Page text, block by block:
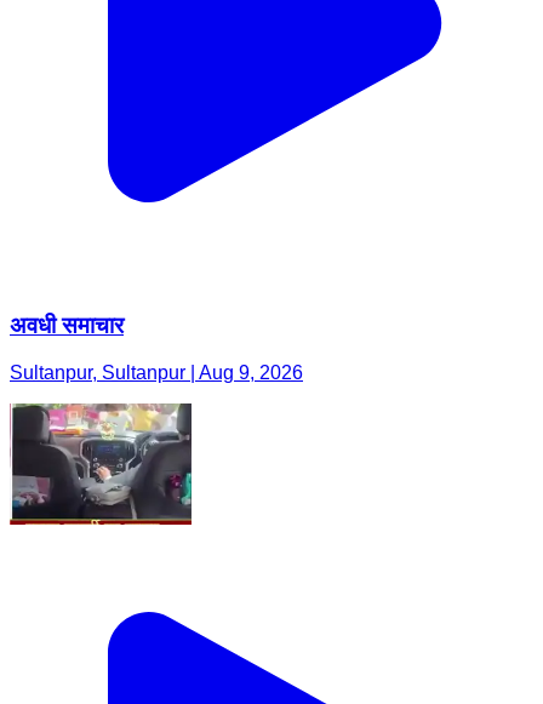
अवधी समाचार
Sultanpur, Sultanpur | Aug 9, 2026